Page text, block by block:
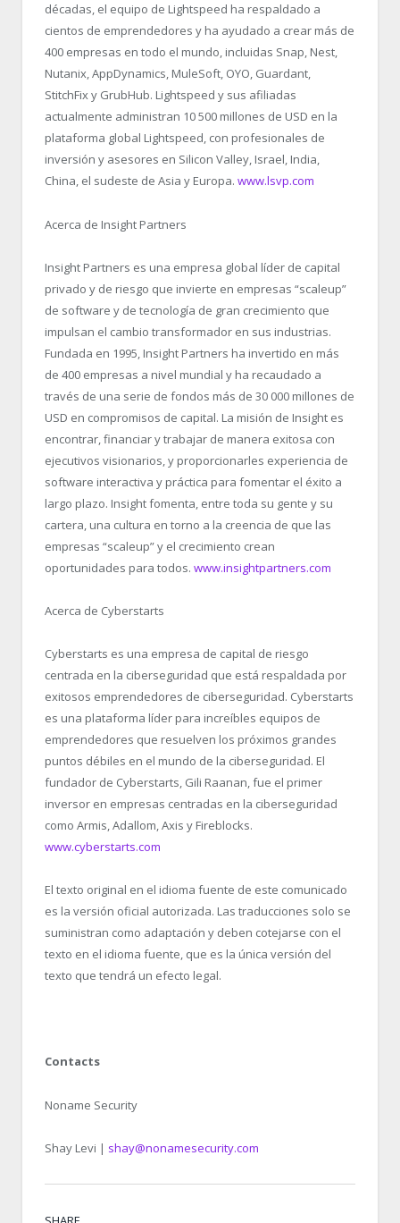
décadas, el equipo de Lightspeed ha respaldado a
cientos de emprendedores y ha ayudado a crear más de
400 empresas en todo el mundo, incluidas Snap, Nest,
Nutanix, AppDynamics, MuleSoft, OYO, Guardant,
StitchFix y GrubHub. Lightspeed y sus afiliadas
actualmente administran 10 500 millones de USD en la
plataforma global Lightspeed, con profesionales de
inversión y asesores en Silicon Valley, Israel, India,
China, el sudeste de Asia y Europa. www.lsvp.com
Acerca de Insight Partners
Insight Partners es una empresa global líder de capital
privado y de riesgo que invierte en empresas “scaleup”
de software y de tecnología de gran crecimiento que
impulsan el cambio transformador en sus industrias.
Fundada en 1995, Insight Partners ha invertido en más
de 400 empresas a nivel mundial y ha recaudado a
través de una serie de fondos más de 30 000 millones de
USD en compromisos de capital. La misión de Insight es
encontrar, financiar y trabajar de manera exitosa con
ejecutivos visionarios, y proporcionarles experiencia de
software interactiva y práctica para fomentar el éxito a
largo plazo. Insight fomenta, entre toda su gente y su
cartera, una cultura en torno a la creencia de que las
empresas “scaleup” y el crecimiento crean
oportunidades para todos. www.insightpartners.com
Acerca de Cyberstarts
Cyberstarts es una empresa de capital de riesgo
centrada en la ciberseguridad que está respaldada por
exitosos emprendedores de ciberseguridad. Cyberstarts
es una plataforma líder para increíbles equipos de
emprendedores que resuelven los próximos grandes
puntos débiles en el mundo de la ciberseguridad. El
fundador de Cyberstarts, Gili Raanan, fue el primer
inversor en empresas centradas en la ciberseguridad
como Armis, Adallom, Axis y Fireblocks.
www.cyberstarts.com
El texto original en el idioma fuente de este comunicado
es la versión oficial autorizada. Las traducciones solo se
suministran como adaptación y deben cotejarse con el
texto en el idioma fuente, que es la única versión del
texto que tendrá un efecto legal.
Contacts
Noname Security
Shay Levi | shay@nonamesecurity.com